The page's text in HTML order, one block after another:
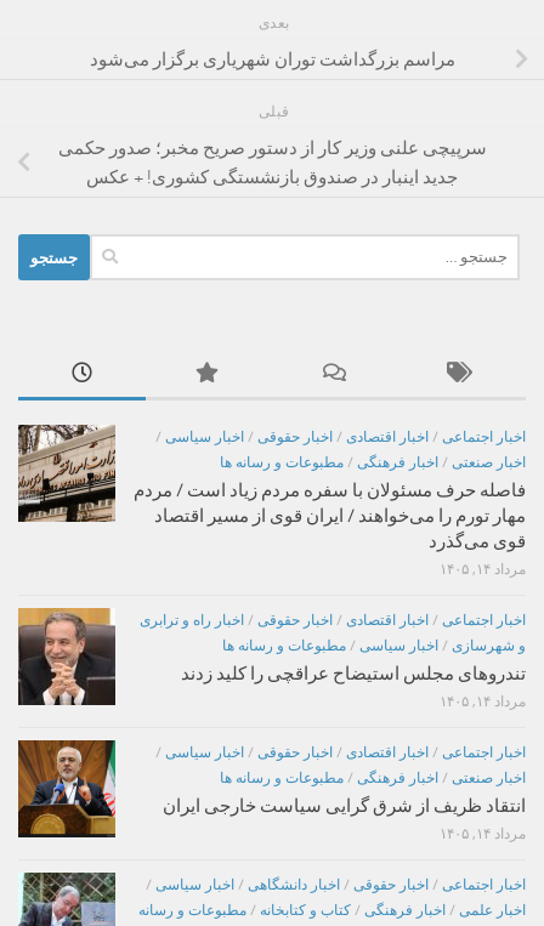
بعدی
مراسم بزرگداشت توران شهریاری برگزار می‌شود
قبلی
سرپیچی علنی وزیر کار از دستور صریح مخبر؛ صدور حکمی
جدید اینبار در صندوق بازنشستگی کشوری! + عکس
برای:
اخبار اجتماعی / اخبار اقتصادی / اخبار حقوقی / اخبار سیاسی /
اخبار صنعتی / اخبار فرهنگی / مطبوعات و رسانه ها
فاصله حرف مسئولان با سفره مردم زیاد است / مردم
مهار تورم را می‌خواهند / ایران قوی از مسیر اقتصاد
قوی می‌گذرد
مرداد ۱۴, ۱۴۰۵
اخبار اجتماعی / اخبار اقتصادی / اخبار حقوقی / اخبار راه و ترابری
و شهرسازی / اخبار سیاسی / مطبوعات و رسانه ها
تندروهای مجلس استیضاح عراقچی را کلید زدند
مرداد ۱۴, ۱۴۰۵
اخبار اجتماعی / اخبار اقتصادی / اخبار حقوقی / اخبار سیاسی /
اخبار صنعتی / اخبار فرهنگی / مطبوعات و رسانه ها
انتقاد ظریف از شرق گرایی سیاست خارجی ایران
مرداد ۱۴, ۱۴۰۵
اخبار اجتماعی / اخبار حقوقی / اخبار دانشگاهی / اخبار سیاسی /
اخبار علمی / اخبار فرهنگی / کتاب و کتابخانه / مطبوعات و رسانه